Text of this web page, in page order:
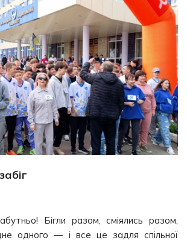
Бігли разом, сміялись разом,
одного — і все це задля спільної